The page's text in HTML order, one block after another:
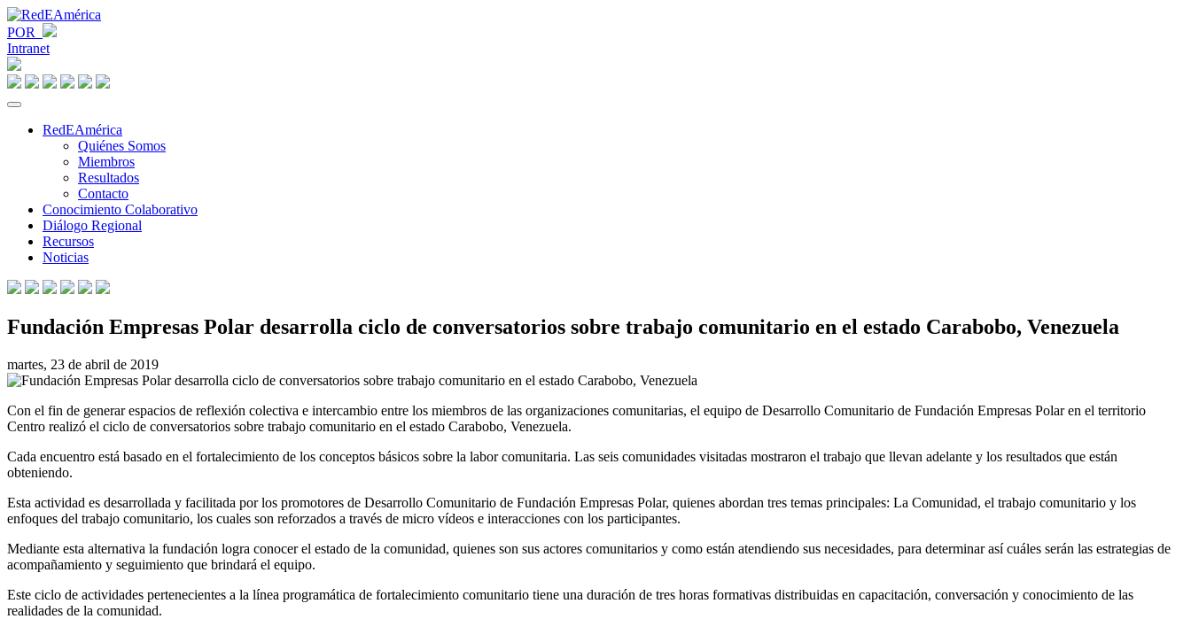
POR
Intranet
RedEAmérica
Quiénes Somos
Miembros
Resultados
Contacto
Conocimiento Colaborativo
Diálogo Regional
Recursos
Noticias
Fundación Empresas Polar desarrolla ciclo de conversatorios sobre trabajo comunitario en el estado Carabobo, Venezuela
martes, 23 de abril de 2019
Con el fin de generar espacios de reflexión colectiva e intercambio entre los miembros de las organizaciones comunitarias, el equipo de Desarrollo Comunitario de Fundación Empresas Polar en el territorio
Centro realizó el ciclo de conversatorios sobre trabajo comunitario en el estado Carabobo, Venezuela.
Cada encuentro está basado en el fortalecimiento de los conceptos básicos sobre la labor comunitaria. Las seis comunidades visitadas mostraron el trabajo que llevan adelante y los resultados que están
obteniendo.
Esta actividad es desarrollada y facilitada por los promotores de Desarrollo Comunitario de Fundación Empresas Polar, quienes abordan tres temas principales: La Comunidad, el trabajo comunitario y los
enfoques del trabajo comunitario, los cuales son reforzados a través de micro vídeos e interacciones con los participantes.
Mediante esta alternativa la fundación logra conocer el estado de la comunidad, quienes son sus actores comunitarios y como están atendiendo sus necesidades, para determinar así cuáles serán las estrategias de
acompañamiento y seguimiento que brindará el equipo.
Este ciclo de actividades pertenecientes a la línea programática de fortalecimiento comunitario tiene una duración de tres horas formativas distribuidas en capacitación, conversación y conocimiento de las
realidades de la comunidad.